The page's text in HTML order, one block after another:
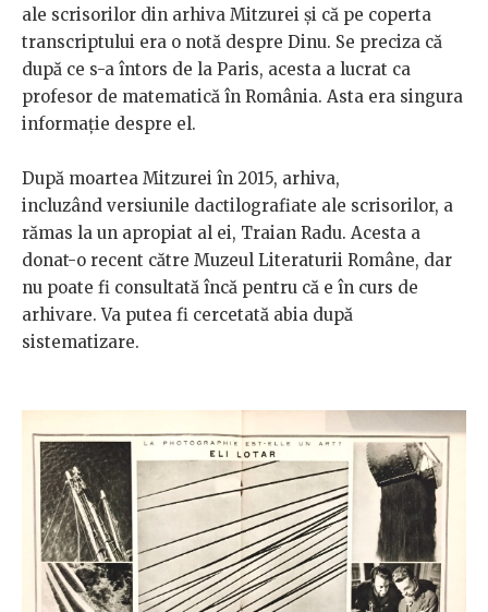
ale scrisorilor din arhiva Mitzurei și că pe coperta
transcriptului era o notă despre Dinu. Se preciza că
după ce s-a întors de la Paris, acesta a lucrat ca
profesor de matematică în România. Asta era singura
informație despre el.
După moartea Mitzurei în 2015, arhiva,
incluzând versiunile dactilografiate ale scrisorilor, a
rămas la un apropiat al ei, Traian Radu. Acesta a
donat-o recent către Muzeul Literaturii Române, dar
nu poate fi consultată încă pentru că e în curs de
arhivare. Va putea fi cercetată abia după
sistematizare.